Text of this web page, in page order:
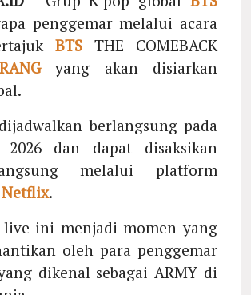
penggemar melalui acara
BTS THE COMEBACK
yang akan disiarkan
berlangsung pada
dan dapat disaksikan
melalui platform
Netflix.
live ini menjadi momen yang
oleh para penggemar
dikenal sebagai ARMY di